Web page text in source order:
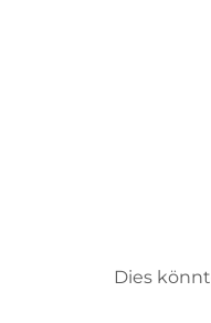
Dies